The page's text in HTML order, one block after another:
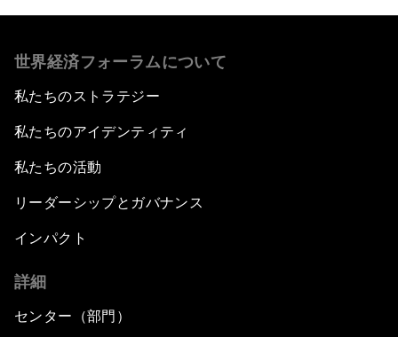
世界経済フォーラムについて
私たちのストラテジー
私たちのアイデンティティ
私たちの活動
リーダーシップとガバナンス
インパクト
詳細
センター（部門）